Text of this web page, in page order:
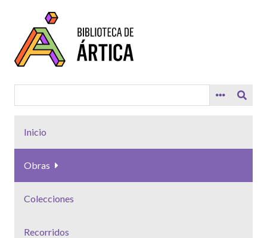
contenido
principal
Inicio
Obras
Colecciones
Recorridos